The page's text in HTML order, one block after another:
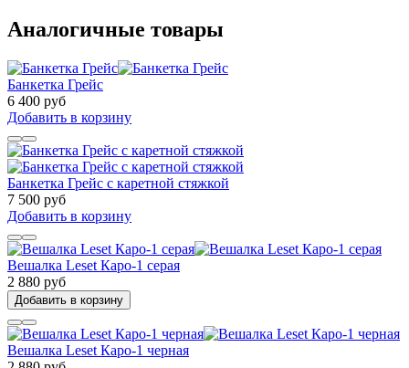
Аналогичные товары
Банкетка Грейс
6 400 руб
Добавить в корзину
Банкетка Грейс с каретной стяжкой
7 500 руб
Добавить в корзину
Вешалка Leset Каро-1 серая
2 880 руб
Добавить в корзину
Вешалка Leset Каро-1 черная